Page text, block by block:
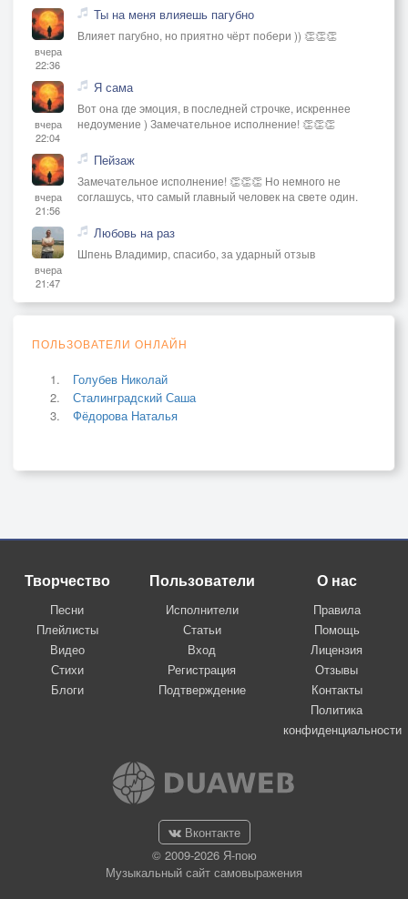
вчера
22:36
Ты на меня влияешь пагубно
Влияет пагубно, но приятно чёрт побери )) 👏👏👏
вчера
22:04
Я сама
Вот она где эмоция, в последней строчке, искреннее
недоумение ) Замечательное исполнение! 👏👏👏
вчера
21:56
Пейзаж
Замечательное исполнение! 👏👏👏 Но немного не
соглашусь, что самый главный человек на свете один.
вчера
21:47
Любовь на раз
Шпень Владимир, спасибо, за ударный отзыв
ПОЛЬЗОВАТЕЛИ ОНЛАЙН
Голубев Николай
Сталинградский Саша
Фёдорова Наталья
Творчество
Песни
Плейлисты
Видео
Стихи
Блоги
Пользователи
Исполнители
Статьи
Вход
Регистрация
Подтверждение
О нас
Правила
Помощь
Лицензия
Отзывы
Контакты
Политика
конфиденциальности
Вконтакте
© 2009-2026 Я-пою
Музыкальный сайт самовыражения